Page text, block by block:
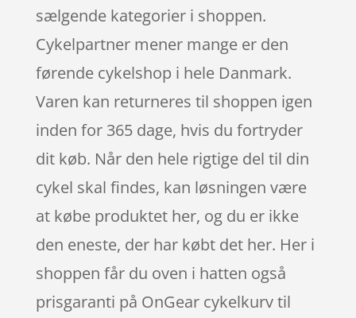
sælgende kategorier i shoppen.
Cykelpartner mener mange er den
førende cykelshop i hele Danmark.
Varen kan returneres til shoppen igen
inden for 365 dage, hvis du fortryder
dit køb. Når den hele rigtige del til din
cykel skal findes, kan løsningen være
at købe produktet her, og du er ikke
den eneste, der har købt det her. Her i
shoppen får du oven i hatten også
prisgaranti på OnGear cykelkurv til